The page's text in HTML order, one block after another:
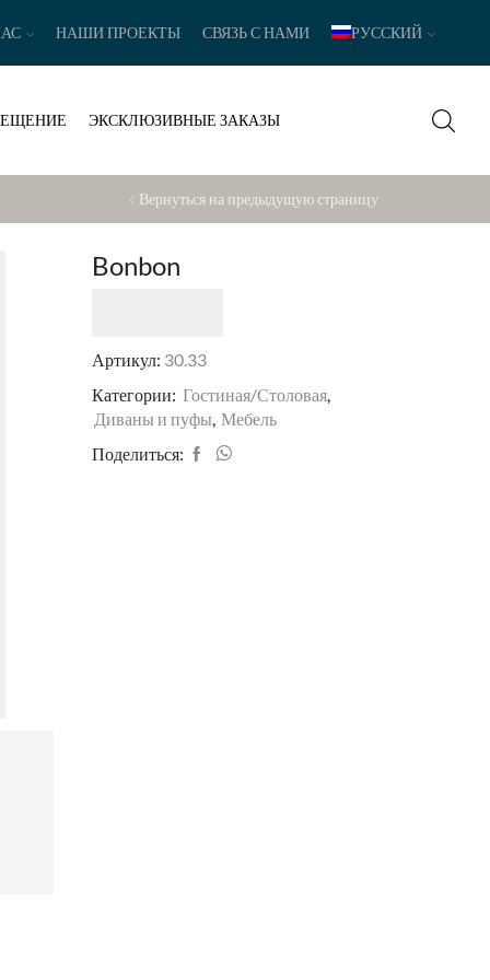
НАШИ ПРОЕКТЫ СВЯЗЬ С НАМИ РУССКИЙ
ЭКСКЛЮЗИВНЫЕ ЗАКАЗЫ
Вернуться на предыдущую страницу
Bonbon
Артикул: 30.33
Категории: Гостиная/Столовая,
Диваны и пуфы, Мебель
Поделиться: